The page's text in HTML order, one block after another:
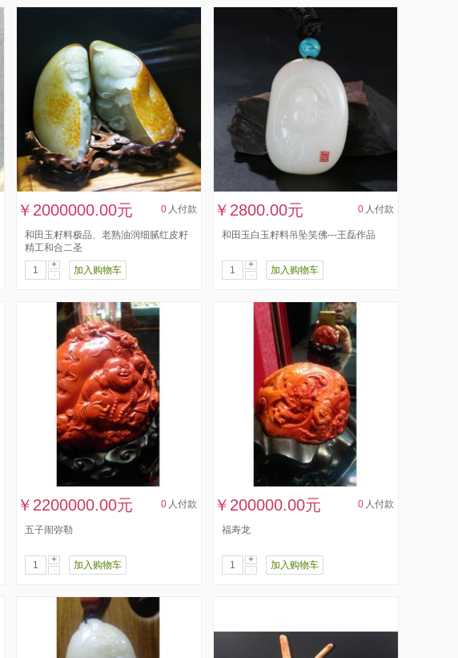
￥2000000.00元 0 人付款
和田玉籽料极品、老熟油润细腻红皮籽
精工和合二圣
+
-
加入购物车
￥2800.00元 0 人付款
和田玉白玉籽料吊坠笑佛---王磊作品
+
-
加入购物车
￥2200000.00元 0 人付款
五子闹弥勒
+
-
加入购物车
￥200000.00元 0 人付款
福寿龙
+
-
加入购物车